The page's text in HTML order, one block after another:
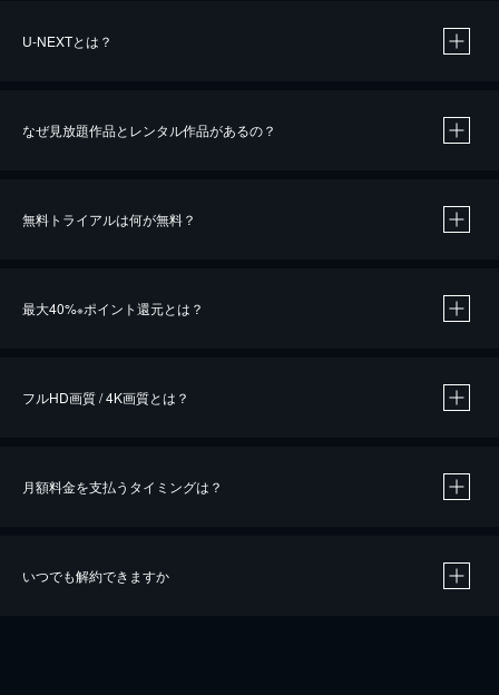
U-NEXTとは？
なぜ見放題作品とレンタル作品があるの？
無料トライアルは何が無料？
最大40%※ポイント還元とは？
※40％ポイント還元の対象は、クレジットカード決済による作品の購入 / レンタルです。
iOSアプリのUコイン決済による作品の購入 / レンタルは、20％のポイント還元です。
フルHD画質 / 4K画質とは？
月額料金を支払うタイミングは？
いつでも解約できますか